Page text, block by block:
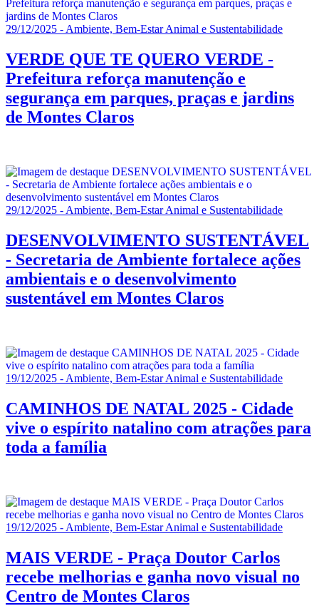
29/12/2025 - Ambiente, Bem-Estar Animal e Sustentabilidade
VERDE QUE TE QUERO VERDE -
Prefeitura reforça manutenção e
segurança em parques, praças e jardins
de Montes Claros
29/12/2025 - Ambiente, Bem-Estar Animal e Sustentabilidade
DESENVOLVIMENTO SUSTENTÁVEL
- Secretaria de Ambiente fortalece ações
ambientais e o desenvolvimento
sustentável em Montes Claros
19/12/2025 - Ambiente, Bem-Estar Animal e Sustentabilidade
CAMINHOS DE NATAL 2025 - Cidade
vive o espírito natalino com atrações para
toda a família
19/12/2025 - Ambiente, Bem-Estar Animal e Sustentabilidade
MAIS VERDE - Praça Doutor Carlos
recebe melhorias e ganha novo visual no
Centro de Montes Claros